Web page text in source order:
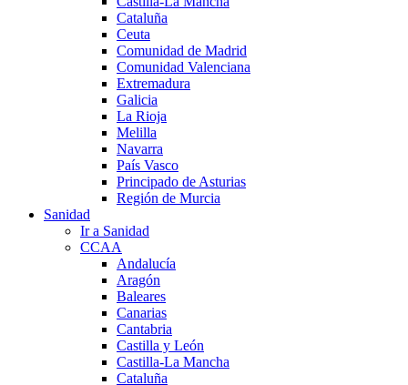
Cataluña
Ceuta
Comunidad de Madrid
Comunidad Valenciana
Extremadura
Galicia
La Rioja
Melilla
Navarra
País Vasco
Principado de Asturias
Región de Murcia
Sanidad
Ir a Sanidad
CCAA
Andalucía
Aragón
Baleares
Canarias
Cantabria
Castilla y León
Castilla-La Mancha
Cataluña